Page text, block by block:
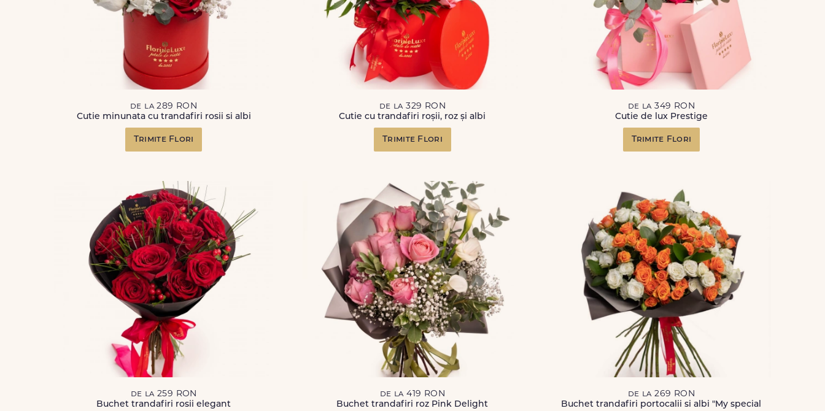
de la 289 RON
Cutie minunata cu trandafiri rosii si albi
Trimite Flori
de la 329 RON
Cutie cu trandafiri roșii, roz și albi
Trimite Flori
de la 349 RON
Cutie de lux Prestige
Trimite Flori
de la 259 RON
Buchet trandafiri rosii elegant
de la 419 RON
Buchet trandafiri roz Pink Delight
de la 269 RON
Buchet trandafiri portocalii si albi "My special